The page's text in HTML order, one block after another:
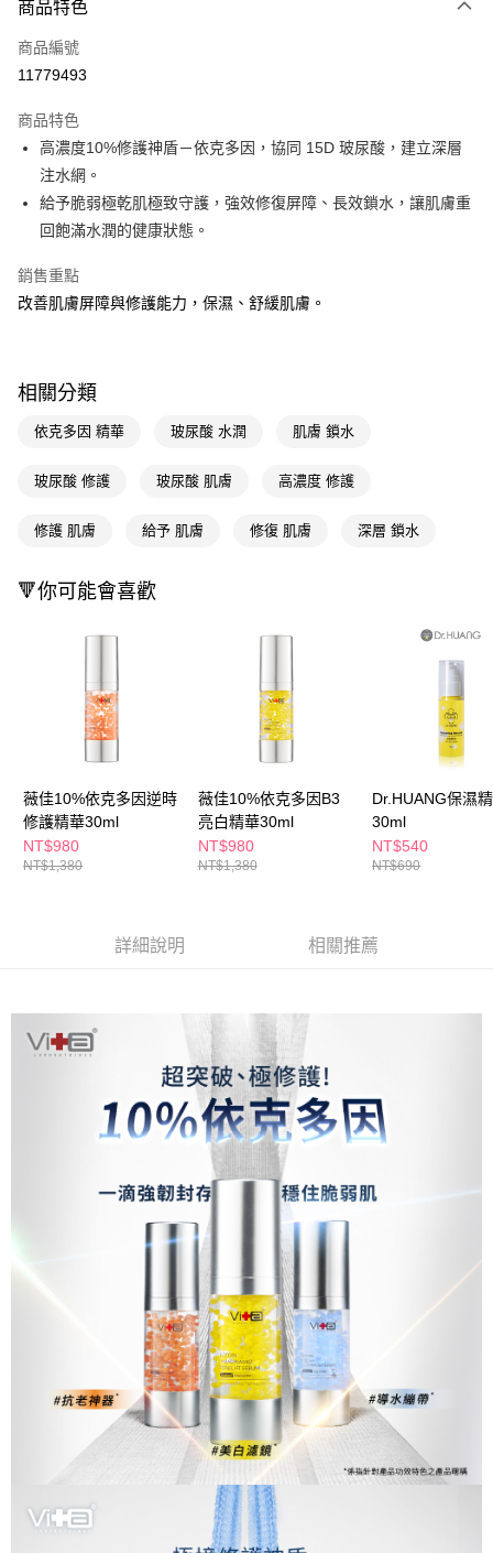
POYA支付
信用卡一次付款
LINE Pay
Apple Pay
街口支付
悠遊付
Google Pay
【關於「AFTEE先享後付」】
便利好安心！
２．便利：只要手機號碼，簡訊認證，即可結帳。
【「AFTEE先享後付」結帳流程】
２．訂單成立數日內，您將收到繳費通知簡訊。
ATM／網路銀行／等多元方式進行付款，方視為交易完成。
購買商品的店家。未經商家同意取消之訂單仍視為有效，需透過AFTEE先享
後付繳納相關費用。
※ 交易是否成功請以「AFTEE先享後付 」之結帳頁面顯示為準，若有關於
是否繳費成功／繳費後需取消欲退款等相關疑問，請聯繫「AFTEE先享後付
【注意事項】
１．透過由恩沛科技股份有限公司提供之「AFTEE先享後付」服務完成之交
易，需依本服務之必要範圍內提供個人資料，並將交易相關給付款項請求債
權轉讓予恩沛科技股份有限公司。
２．關於個人資料處理事宜，請瀏覽以下網址：
「AFTEE先享後付」，若未經同意申辦者引起之損失，本公司不負相關責
請求用戶進行身份認證。
５．嚴禁一人註冊多個帳號或使用他人資訊註冊。若發現惡意使用之情形，
恩沛科技股份有限公司將有權停止該用戶之使用額度並採取法律行動。
每筆NT$65，滿NT$390(含以上)免運費
每筆NT$65，滿NT$390(含以上)免運費
每筆NT$65，滿NT$490(含以上)免運費
付款後萊爾富取貨
每筆NT$65，滿NT$490(含以上)免運費
每筆NT$65，滿NT$490(含以上)免運費
付款後7-11取貨
每筆NT$100，滿NT$790(含以上)免運費
每筆NT$80，滿NT$290(含以上)免運費
商品特色
商品編號
11779493
商品特色
高濃度10%修護神盾－依克多因，協同 15D 玻尿酸，建立深層
注水網。
給予脆弱極乾肌極致守護，強效修復屏障、長效鎖水，讓肌膚重
回飽滿水潤的健康狀態。
銷售重點
改善肌膚屏障與修護能力，保濕、舒緩肌膚。
相關分類
依克多因 精華 玻尿酸 水潤 肌膚 鎖水
玻尿酸 修護 玻尿酸 肌膚 高濃度 修護
修護 肌膚 給予 肌膚 修復 肌膚 深層 鎖水
🔻你可能會喜歡
薇佳10%依克多因逆時
修護精華30ml
NT$980
NT$1,380
薇佳10%依克多因B3
亮白精華30ml
NT$980
NT$1,380
Dr.HUANG保濕
30ml
NT$540
NT$690
詳細說明 相關推薦